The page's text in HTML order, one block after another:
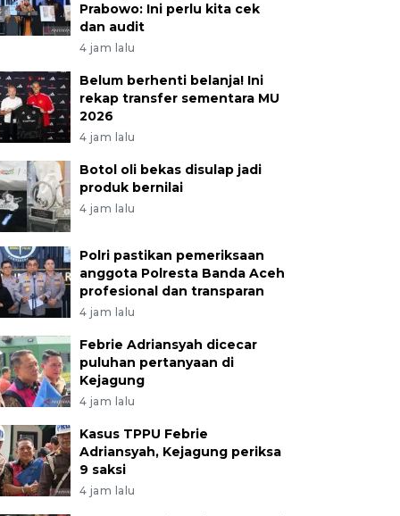
Prabowo: Ini perlu kita cek
dan audit
4 jam lalu
Belum berhenti belanja! Ini
rekap transfer sementara MU
2026
4 jam lalu
Botol oli bekas disulap jadi
produk bernilai
4 jam lalu
Polri pastikan pemeriksaan
anggota Polresta Banda Aceh
profesional dan transparan
4 jam lalu
Febrie Adriansyah dicecar
puluhan pertanyaan di
Kejagung
4 jam lalu
Kasus TPPU Febrie
Adriansyah, Kejagung periksa
9 saksi
4 jam lalu